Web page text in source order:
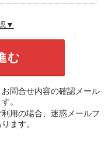
▼
問合せ内容の確認メール
。
用の場合、迷惑メールフ
ます。